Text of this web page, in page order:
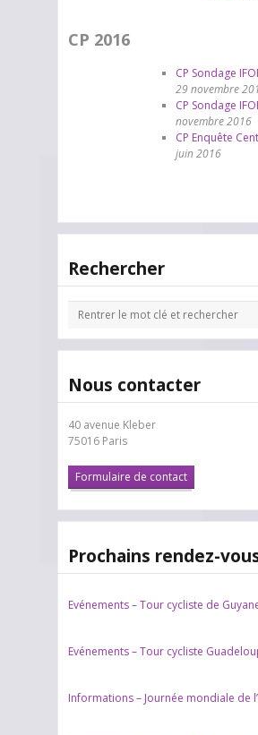
CP 2016
CP Sondage
29 novembre
CP Sondage
novembre 2016
CP Enquête
juin 2016
Rechercher
Nous contacter
40 avenue Kleber
75016 Paris
Formulaire de contact
Prochains rendez-
Evénements – Tour cycliste de
Evénements – Tour cycliste
Informations – Journée mondiale de